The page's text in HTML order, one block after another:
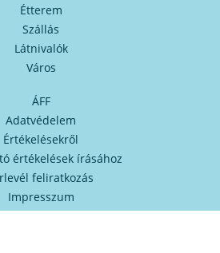
Étterem
Szállás
Látnivalók
Város
ÁFF
Adatvédelem
Értékelésekről
értékelések írásához
feliratkozás
Impresszum